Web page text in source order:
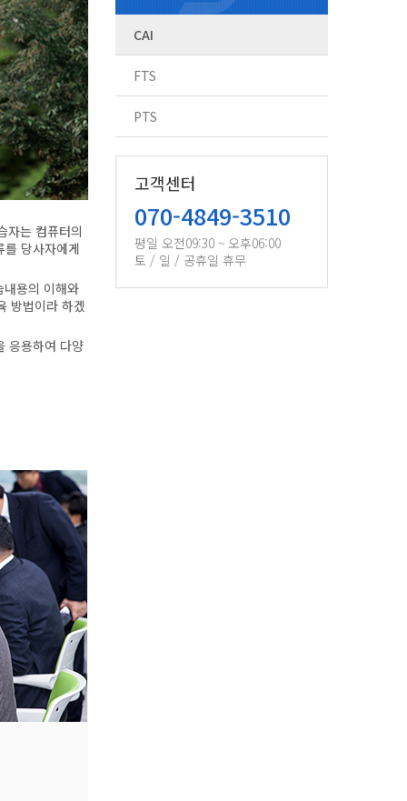
자는 컴퓨터의
당사자에게
용의 이해와
방법이라 하겠
용하여 다양
CAI
FTS
PTS
고객센터
070-4849-3510
평일 오전09:30 ~ 오후06:00
토 / 일 / 공휴일 휴무